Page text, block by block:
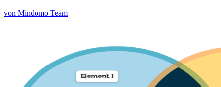
von Mindomo Team